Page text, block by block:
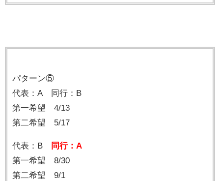
パターン⑤
代表：A 同行：B
第一希望 4/13
第二希望 5/17
代表：B
同行：A
第一希望 8/30
第二希望 9/1